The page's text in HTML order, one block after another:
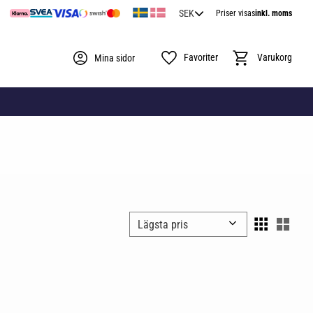
Priser visasinkl. moms
Mina sidor Favoriter Kundvagn
Välj sortering